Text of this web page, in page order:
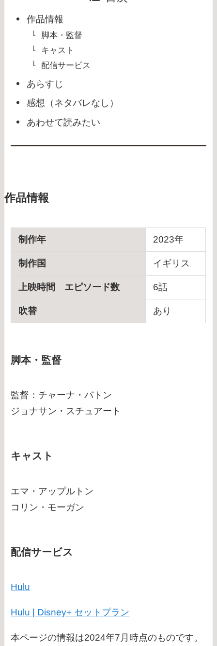
作品情報
脚本・監督
キャスト
配信サービス
あらすじ
感想（ネタバレなし）
あわせて読みたい
作品情報
制作年 2023年
制作国 イギリス
上映時間 エピソード数 6話
吹替 あり
脚本・監督
監督：チャーナ・バトン
ジョナサン・スチュアート
キャスト
エマ・アップルトン
コリン・モーガン
配信サービス
Hulu
Hulu | Disney+ セットプラン
本ページの情報は2024年7月時点のものです。